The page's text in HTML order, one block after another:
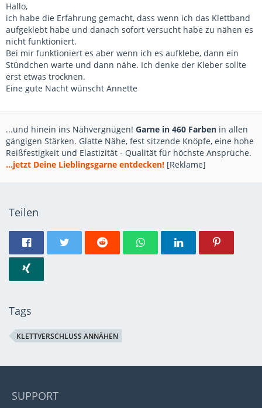
Hallo,
ich habe die Erfahrung gemacht, dass wenn ich das Klettband
aufgeklebt habe und danach sofort versucht habe zu nähen es
nicht funktioniert.
Bei mir funktioniert es aber wenn ich es aufklebe, dann ein
Stündchen warte und dann nähe. Ich denke der Kleber sollte
erst etwas trocknen.
Eine gute Nacht wünscht Annette
...und hinein ins Nähvergnügen! Garne in 460 Farben in allen
gängigen Stärken. Glatte Nähe, fest sitzende Knöpfe, eine hohe
Reißfestigkeit und Elastizität - Qualität für höchste Ansprüche.
...jetzt Deine Lieblingsgarne entdecken! [Reklame]
Teilen
Tags
KLETTVERSCHLUSS ANNÄHEN
SUPPORT